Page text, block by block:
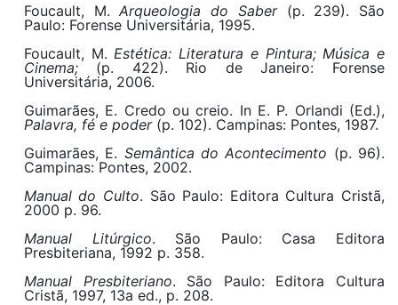
Foucault, M.Arqueologia do Saber(p. 239). São
Paulo: Forense Universitária, 1995.
Foucault, M. Estética: Literatura e Pintura; Música e
Cinema;(p. 422). Rio de Janeiro: Forense
Universitária, 2006.
Guimarães, E. Credo ou creio. In E. P. Orlandi (Ed.),
Palavra, fé e poder(p. 102). Campinas: Pontes, 1987.
Guimarães, E. Semântica do Acontecimento (p. 96).
Campinas: Pontes, 2002.
Manual do Culto. São Paulo: Editora Cultura Cristã,
2000 p. 96.
Manual Litúrgico. São Paulo: Casa Editora
Presbiteriana, 1992 p. 358.
Manual Presbiteriano. São Paulo: Editora Cultura
Cristã, 1997, 13a ed., p. 208.